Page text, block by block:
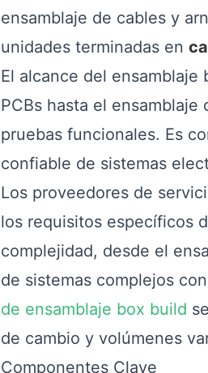
ensamblaje de cables y
unidades terminadas en
El alcance del
PCBs hasta el
pruebas funcionales. Es
confiable de sistemas
Los proveedores de
los requisitos específicos
complejidad, desde el
de sistemas complejos
de ensamblaje box build
de cambio y volúmenes
Componentes Clave